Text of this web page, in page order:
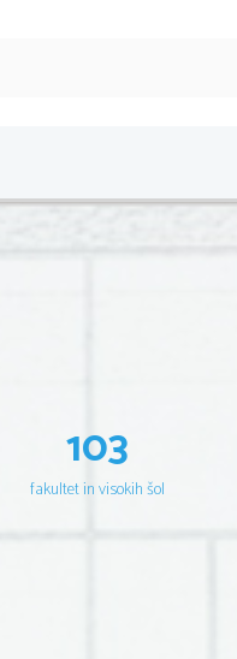
103
fakultet in visokih šol